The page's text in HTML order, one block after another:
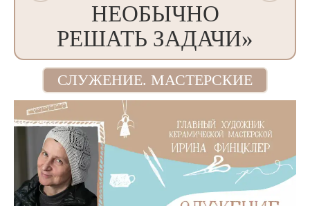
НЕОБЫЧНО
РЕШАТЬ ЗАДАЧИ»
СЛУЖЕНИЕ. МАСТЕРСКИЕ